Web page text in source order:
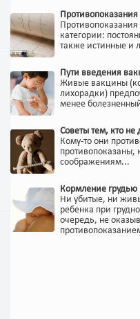
категории:
также истинные и
Пути введения
Живые вакцины
лихорадки)
менее
Советы тем, кто не
Кому-то они
противопоказаны,
соображениям...
Кормление
Ни убитые, ни
ребенка при
очередь, не